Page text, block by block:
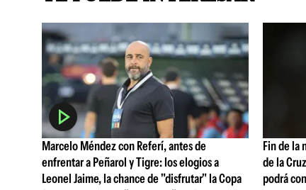
Marcelo Méndez con Referí, antes de
enfrentar a Peñarol y Tigre: los elogios a
Leonel Jaime, la chance de "disfrutar" la Copa
Fin de la
de la
podrá